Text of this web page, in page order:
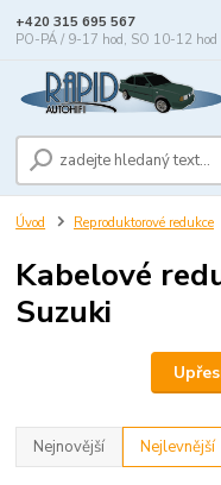
+420 315 695 567
PO-PÁ / 9-17 hod, SO 10-12 hod
Úvod Reproduktorové redukce
Kabelové
Suzuki
Nejnovější Nejlevnější